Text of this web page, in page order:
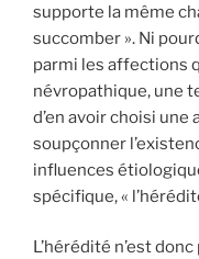
supporte la même
succomber ». Ni
parmi les affections
névropathique, une
d’en avoir choisi une
soupçonner
influences
spécifique, «
L’hérédité n’est